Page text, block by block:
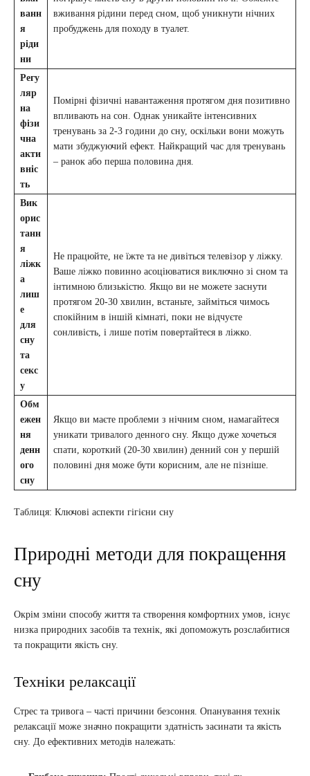
ванн
я
ріди
ни
вживання рідини перед сном, щоб уникнути нічних
пробуджень для походу в туалет.
Регу
ляр
на
фізи
чна
акти
вніс
ть
Помірні фізичні навантаження протягом дня позитивно
впливають на сон. Однак уникайте інтенсивних
тренувань за 2-3 години до сну, оскільки вони можуть
мати збуджуючий ефект. Найкращий час для тренувань
– ранок або перша половина дня.
Вик
орис
танн
я
ліжк
а
лиш
е
для
сну
та
секс
у
Не працюйте, не їжте та не дивіться телевізор у ліжку.
Ваше ліжко повинно асоціюватися виключно зі сном та
інтимною близькістю. Якщо ви не можете заснути
протягом 20-30 хвилин, встаньте, займіться чимось
спокійним в іншій кімнаті, поки не відчуєте
сонливість, і лише потім повертайтеся в ліжко.
Обм
ежен
ня
денн
ого
сну
Якщо ви маєте проблеми з нічним сном, намагайтеся
уникати тривалого денного сну. Якщо дуже хочеться
спати, короткий (20-30 хвилин) денний сон у першій
половині дня може бути корисним, але не пізніше.
Таблиця: Ключові аспекти гігієни сну
Природні методи для покращення
сну
Окрім зміни способу життя та створення комфортних умов, існує
низка природних засобів та технік, які допоможуть розслабитися
та покращити якість сну.
Техніки релаксації
Стрес та тривога – часті причини безсоння. Опанування технік
релаксації може значно покращити здатність засинати та якість
сну. До ефективних методів належать: